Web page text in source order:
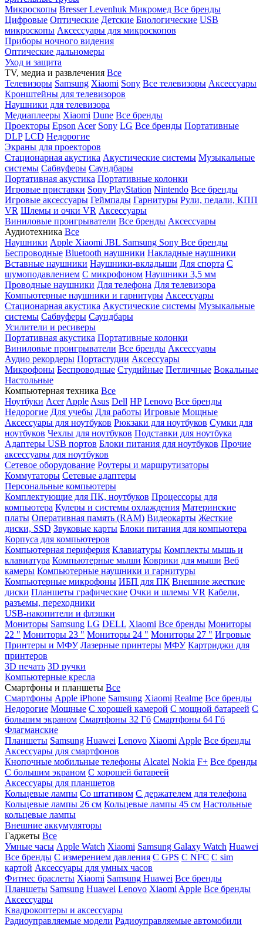
Микроскопы BresserLevenhuk Микромед Все бренды
Цифровые Оптические Детские Биологические USB
микроскопы Аксессуары для микроскопов
Приборы ночного видения
Оптические дальномеры
Уход и защита
TV, медиа и развлечения Все
Телевизоры Samsung Xiaomi Sony Все телевизоры Аксессуары
Кронштейны для телевизоров
Наушники для телевизора
Медиаплееры Xiaomi Dune Все бренды
Проекторы Epson Acer Sony LG Все бренды Портативные
DLP LCD Недорогие
Экраны для проекторов
Стационарная акустика Акустические системы Музыкальные
системы Сабвуферы Саундбары
Портативная акустика Портативные колонки
Игровые приставки Sony PlayStation Nintendo Все бренды
Игровые аксессуары Геймпады Гарнитуры Рули, педали, КПП
VR Шлемы и очки VR Аксессуары
Виниловые проигрыватели Все бренды Аксессуары
Аудиотехника Все
Наушники Apple Xiaomi JBL Samsung Sony Все бренды
Беспроводные Bluetooth наушники Накладные наушники
Вставные наушники Наушники-вкладыши Для спорта С
шумоподавлением С микрофоном Наушники 3,5 мм
Проводные наушники Для телефона Для телевизора
Компьютерные наушники и гарнитуры Аксессуары
Стационарная акустика Акустические системы Музыкальные
системы Сабвуферы Саундбары
Усилители и ресиверы
Портативная акустика Портативные колонки
Виниловые проигрыватели Все бренды Аксессуары
Аудио рекордеры Портастудии Аксессуары
Микрофоны Беспроводные Студийные Петличные Вокальные
Настольные
Компьютерная техника Все
Ноутбуки Acer Apple Asus Dell HP Lenovo Все бренды
Недорогие Для учебы Для работы Игровые Мощные
Аксессуары для ноутбуков Рюкзаки для ноутбуков Сумки для
ноутбуков Чехлы для ноутбуков Подставки для ноутбука
Адаптеры USB портов Блоки питания для ноутбуков Прочие
аксессуары для ноутбуков
Сетевое оборудование Роутеры и маршрутизаторы
Коммутаторы Сетевые адаптеры
Персональные компьютеры
Комплектующие для ПК, ноутбуков Процессоры для
компьютера Кулеры и системы охлаждения Материнские
платы Оперативная память (RAM) Видеокарты Жесткие
диски, SSD Звуковые карты Блоки питания для компьютера
Корпуса для компьютеров
Компьютерная периферия Клавиатуры Комплекты мышь и
клавиатура Компьютерные мыши Коврики для мыши Веб
камеры Компьютерные наушники и гарнитуры
Компьютерные микрофоны ИБП для ПК Внешние жесткие
диски Планшеты графические Очки и шлемы VR Кабели,
разъемы, переходники
USB-накопители и флэшки
Мониторы Samsung LG DELL Xiaomi Все бренды Мониторы
22 " Мониторы 23 " Мониторы 24 " Мониторы 27 " Игровые
Принтеры и МФУ Лазерные принтеры МФУ Картриджи для
принтеров
3D печать 3D ручки
Компьютерные кресла
Смартфоны и планшеты Все
Смартфоны Apple iPhone Samsung Xiaomi Realme Все бренды
Недорогие Мощные С хорошей камерой С мощной батареей С
большим экраном Смартфоны 32 Гб Смартфоны 64 Гб
Флагманские
Планшеты Samsung Huawei Lenovo Xiaomi Apple Все бренды
Аксессуары для смартфонов
Кнопочные мобильные телефоны Alcatel Nokia F+ Все бренды
С большим экраном С хорошей батареей
Аксессуары для планшетов
Кольцевые лампы Со штативом C держателем для телефона
Кольцевые лампы 26 см Кольцевые лампы 45 см Настольные
кольцевые лампы
Внешние аккумуляторы
Гаджеты Все
Умные часы Apple Watch Xiaomi Samsung Galaxy Watch Huawei
Все бренды C измерением давления C GPS C NFC C sim
картой Аксессуары для умных часов
Фитнес браслеты Xiaomi Samsung Huawei Все бренды
Планшеты Samsung Huawei Lenovo Xiaomi Apple Все бренды
Аксессуары
Квадрокоптеры и аксессуары
Радиоуправляемые модели Радиоуправляемые автомобили